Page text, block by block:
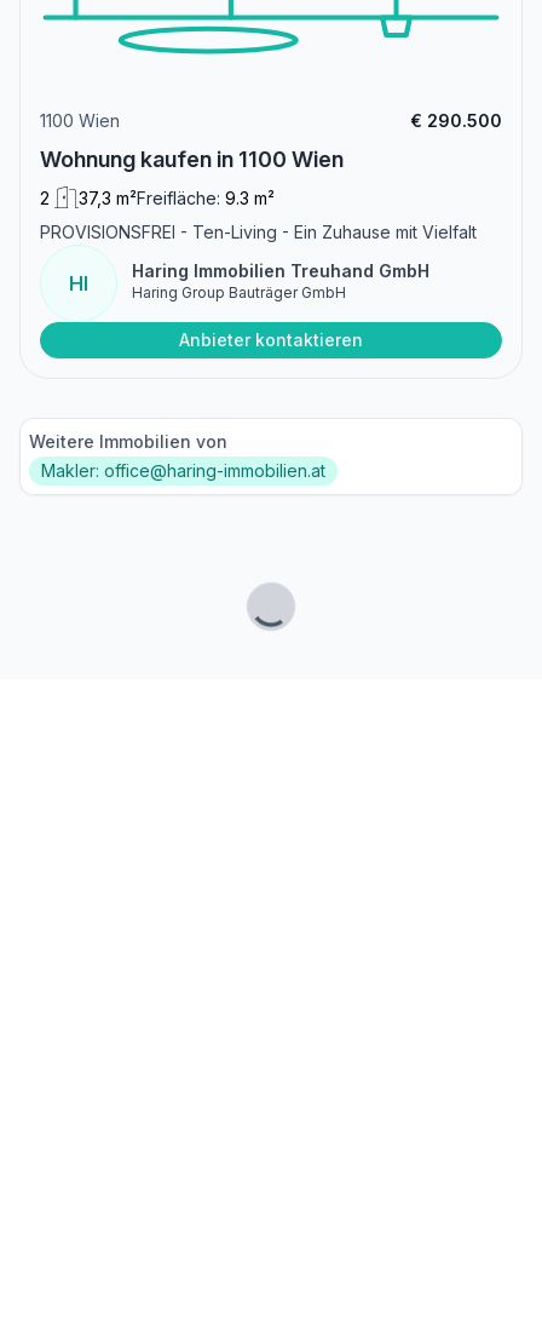
1100 Wien € 290.500
Wohnung kaufen in 1100 Wien
2 37,3 m²Freifläche: 9.3 m²
PROVISIONSFREI - Ten-Living - Ein Zuhause mit Vielfalt
HI
Haring Immobilien Treuhand GmbH
Haring Group Bauträger GmbH
Anbieter kontaktieren
Weitere Immobilien von
Makler: office@haring-immobilien.at